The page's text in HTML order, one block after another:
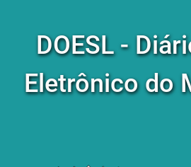
DOESL -
Eletrônico do